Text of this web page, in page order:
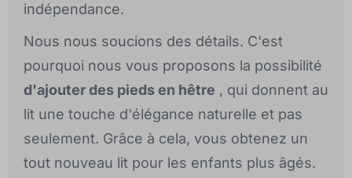
indépendance.
Nous nous soucions des détails. C'est
pourquoi nous vous proposons la possibilité
d'ajouter des pieds en hêtre , qui donnent au
lit une touche d'élégance naturelle et pas
seulement. Grâce à cela, vous obtenez un
tout nouveau lit pour les enfants plus âgés.